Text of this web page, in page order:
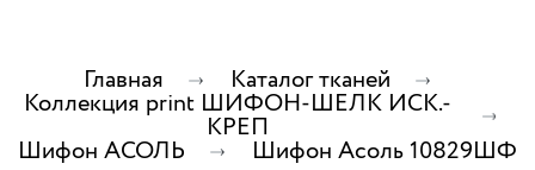
Главная Каталог тканей
Коллекция print ШИФОН-ШЕЛК ИСК.-
КРЕП
Шифон АСОЛЬ Шифон Асоль 10829ШФ